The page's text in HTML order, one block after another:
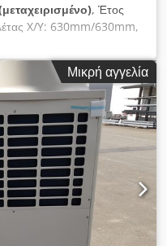
, Έτος
X/Y: 630mm/630mm,
διαδρομές X/Y/Z:
ατράκτου: 5000 σ.α.λ.,
15kW, θέσεις
15m/min, πρόωση:
περ.
περ. 17500kg, έλεγχος:
Δυνατότητα επιτόπιας
Μικρή αγγελία